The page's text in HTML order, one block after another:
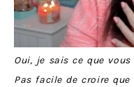
Oui, je sais ce que
Pas facile de croire